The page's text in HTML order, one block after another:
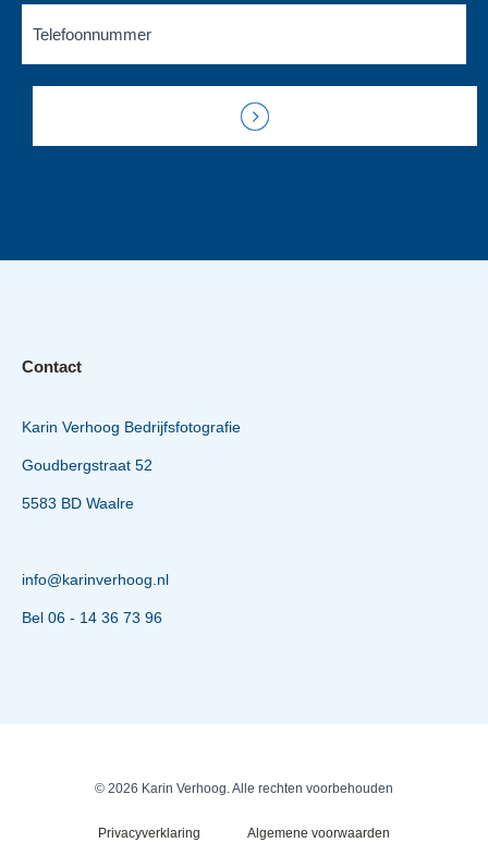
Contact
Karin Verhoog Bedrijfsfotografie
Goudbergstraat 52
5583 BD Waalre
info@karinverhoog.nl
Bel 06 - 14 36 73 96
© 2026 Karin Verhoog. Alle rechten voorbehouden
Privacyverklaring Algemene voorwaarden